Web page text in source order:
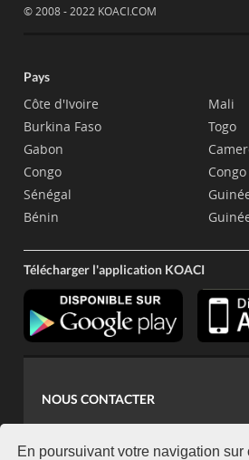
En poursuivant votre navigation sur
© 2008 - 2022 KOACI.COM
Pays
Côte d'Ivoire
Burkina Faso
Gabon
Congo
Sénégal
Bénin
Mali
Togo
Congo
Télécharger l'application KOACI
NOUS CONTACTER